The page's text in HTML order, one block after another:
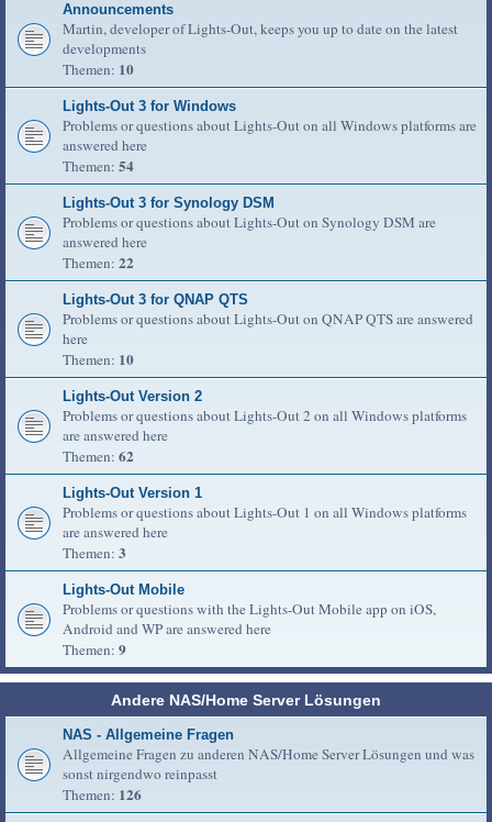
Announcements
Martin, developer of Lights-Out, keeps you up to date on the latest
developments
Themen: 10
Lights-Out 3 for Windows
Problems or questions about Lights-Out on all Windows platforms are
answered here
Themen: 54
Lights-Out 3 for Synology DSM
Problems or questions about Lights-Out on Synology DSM are
answered here
Themen: 22
Lights-Out 3 for QNAP QTS
Problems or questions about Lights-Out on QNAP QTS are answered
here
Themen: 10
Lights-Out Version 2
Problems or questions about Lights-Out 2 on all Windows platforms
are answered here
Themen: 62
Lights-Out Version 1
Problems or questions about Lights-Out 1 on all Windows platforms
are answered here
Themen: 3
Lights-Out Mobile
Problems or questions with the Lights-Out Mobile app on iOS,
Android and WP are answered here
Themen: 9
Andere NAS/Home Server Lösungen
NAS - Allgemeine Fragen
Allgemeine Fragen zu anderen NAS/Home Server Lösungen und was
sonst nirgendwo reinpasst
Themen: 126